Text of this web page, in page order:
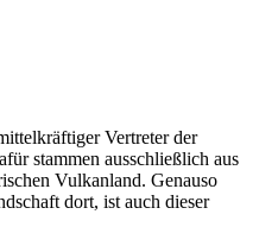
Vertreter der
stammen ausschließlich aus
Vulkanland. Genauso
dort, ist auch dieser